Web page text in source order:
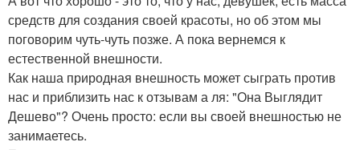
средств для создания своей красоты, но об этом мы
поговорим чуть-чуть позже. А пока вернемся к
естественной внешности.
Как наша природная внешность может сыграть против
нас и приблизить нас к отзывам а ля: "Она Выглядит
Дешево"? Очень просто: если вы своей внешностью не
занимаетесь.